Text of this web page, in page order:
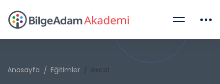
Anasayfa Eğitimler excel